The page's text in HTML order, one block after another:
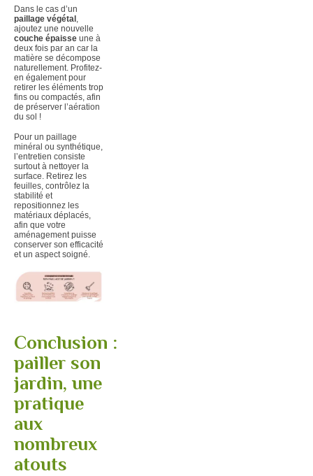
Dans le cas d’un
paillage végétal,
ajoutez une nouvelle
couche épaisse une à
deux fois par an car la
matière se décompose
naturellement. Profitez-
en également pour
retirer les éléments trop
fins ou compactés, afin
de préserver l’aération
du sol !
Pour un paillage
minéral ou synthétique,
l’entretien consiste
surtout à nettoyer la
surface. Retirez les
feuilles, contrôlez la
stabilité et
repositionnez les
matériaux déplacés,
afin que votre
aménagement puisse
conserver son efficacité
et un aspect soigné.
Conclusion :
pailler son
jardin, une
pratique
aux
nombreux
atouts